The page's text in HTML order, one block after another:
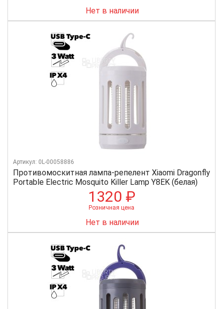
Нет в наличии
Противомоскитная лампа-репелент Xiaomi Dragonfly
Portable Electric Mosquito Killer Lamp Y8EK (белая)
Артикул: 0L-00058886
1320 ₽
Розничная цена
Нет в наличии